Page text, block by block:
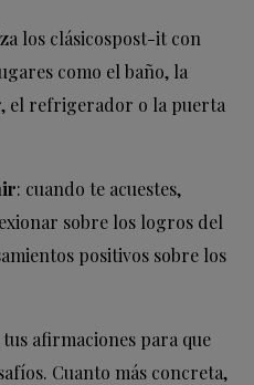
los clásicospost-it con
como el baño, la
el refrigerador o la puerta
: cuando te acuestes,
sobre los logros del
positivos sobre los
afirmaciones para que
Cuanto más concreta,